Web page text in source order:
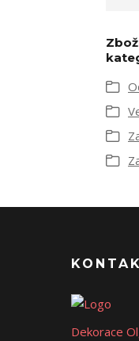
Dekorace